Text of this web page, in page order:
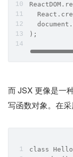
);
而 JSX 更像是一
写函数对象。在
class Hello